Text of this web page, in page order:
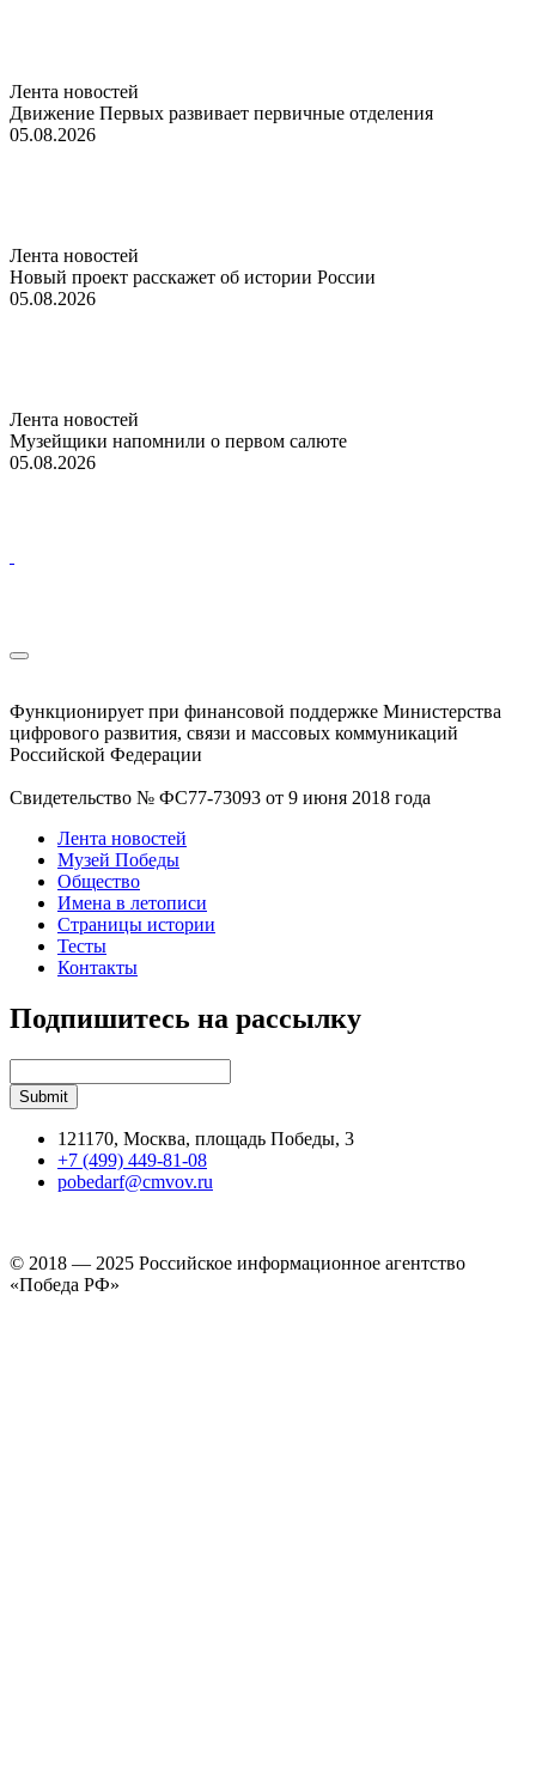
Лента новостей
Движение Первых развивает первичные отделения
05.08.2026
Лента новостей
Новый проект расскажет об истории России
05.08.2026
Лента новостей
Музейщики напомнили о первом салюте
05.08.2026
Функционирует при финансовой поддержке Министерства
цифрового развития, связи и массовых коммуникаций
Российской Федерации
Свидетельство № ФС77-73093 от 9 июня 2018 года
Лента новостей
Музей Победы
Общество
Имена в летописи
Страницы истории
Тесты
Контакты
Подпишитесь на рассылку
121170, Москва, площадь Победы, 3
+7 (499) 449-81-08
pobedarf@cmvov.ru
© 2018 — 2025 Российское информационное агентство
«Победа РФ»